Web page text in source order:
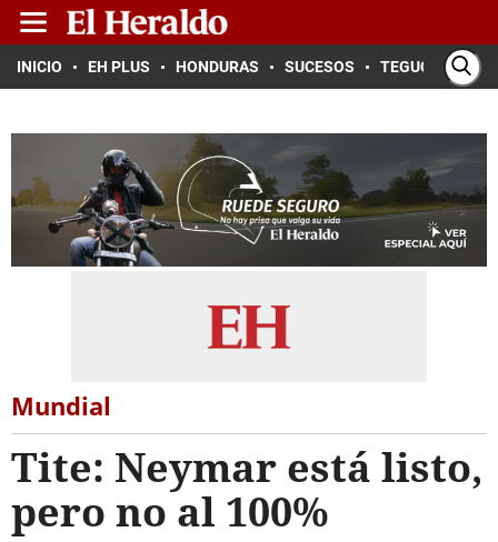
INICIO EH PLUS HONDURAS SUCESOS TEGUCIGALPA
Mundial
Tite: Neymar está listo,
pero no al 100%